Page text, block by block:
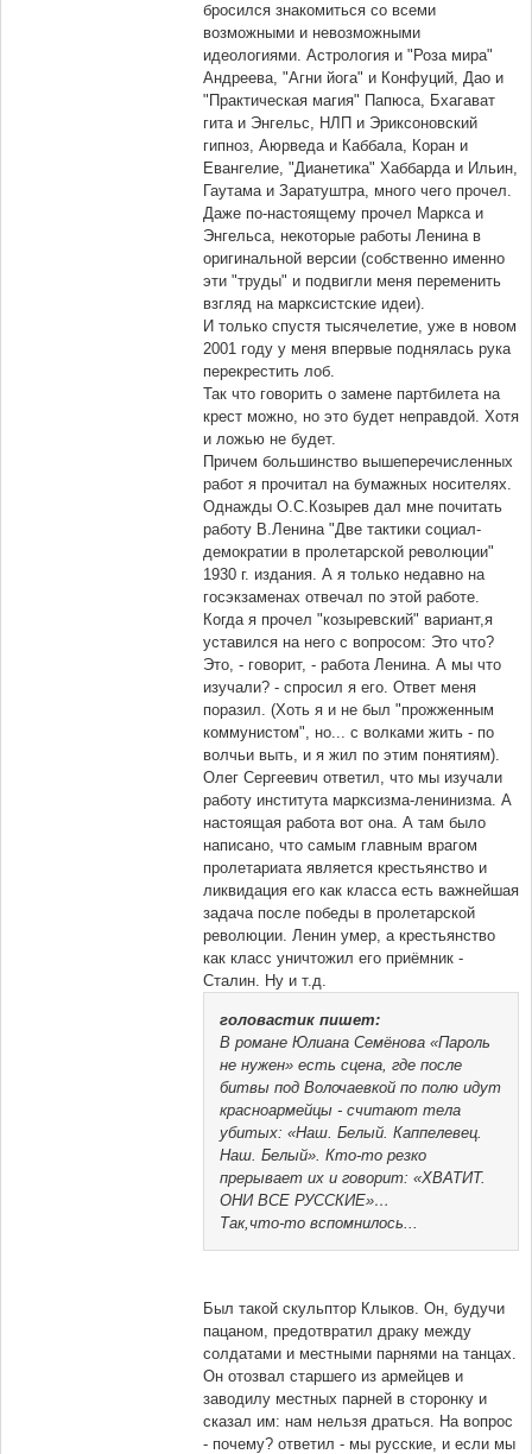
бросился знакомиться со всеми
возможными и невозможными
идеологиями. Астрология и "Роза мира"
Андреева, "Агни йога" и Конфуций, Дао и
"Практическая магия" Папюса, Бхагават
гита и Энгельс, НЛП и Эриксоновский
гипноз, Аюрведа и Каббала, Коран и
Евангелие, "Дианетика" Хаббарда и Ильин,
Гаутама и Заратуштра, много чего прочел.
Даже по-настоящему прочел Маркса и
Энгельса, некоторые работы Ленина в
оригинальной версии (собственно именно
эти "труды" и подвигли меня переменить
взгляд на марксистские идеи).
И только спустя тысячелетие, уже в новом
2001 году у меня впервые поднялась рука
перекрестить лоб.
Так что говорить о замене партбилета на
крест можно, но это будет неправдой. Хотя
и ложью не будет.
Причем большинство вышеперечисленных
работ я прочитал на бумажных носителях.
Однажды О.С.Козырев дал мне почитать
работу В.Ленина "Две тактики социал-
демократии в пролетарской революции"
1930 г. издания. А я только недавно на
госэкзаменах отвечал по этой работе.
Когда я прочел "козыревский" вариант,я
уставился на него с вопросом: Это что?
Это, - говорит, - работа Ленина. А мы что
изучали? - спросил я его. Ответ меня
поразил. (Хоть я и не был "прожженным
коммунистом", но... с волками жить - по
волчьи выть, и я жил по этим понятиям).
Олег Сергеевич ответил, что мы изучали
работу института марксизма-ленинизма. А
настоящая работа вот она. А там было
написано, что самым главным врагом
пролетариата является крестьянство и
ликвидация его как класса есть важнейшая
задача после победы в пролетарской
революции. Ленин умер, а крестьянство
как класс уничтожил его приёмник -
Сталин. Ну и т.д.
головастик пишет:
В романе Юлиана Семёнова «Пароль
не нужен» есть сцена, где после
битвы под Волочаевкой по полю идут
красноармейцы - считают тела
убитых: «Наш. Белый. Каппелевец.
Наш. Белый». Кто-то резко
прерывает их и говорит: «ХВАТИТ.
ОНИ ВСЕ РУССКИЕ»…
Так,что-то вспомнилось...
Был такой скульптор Клыков. Он, будучи
пацаном, предотвратил драку между
солдатами и местными парнями на танцах.
Он отозвал старшего из армейцев и
заводилу местных парней в сторонку и
сказал им: нам нельзя драться. На вопрос
- почему? ответил - мы русские, и если мы